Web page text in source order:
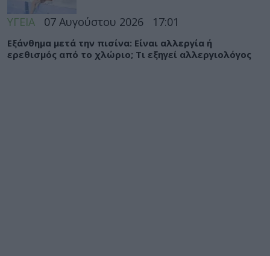
ΥΓΕΙΑ 07 Αυγούστου 2026 17:01
Εξάνθημα μετά την πισίνα: Είναι αλλεργία ή
ερεθισμός από το χλώριο; Τι εξηγεί αλλεργιολόγος